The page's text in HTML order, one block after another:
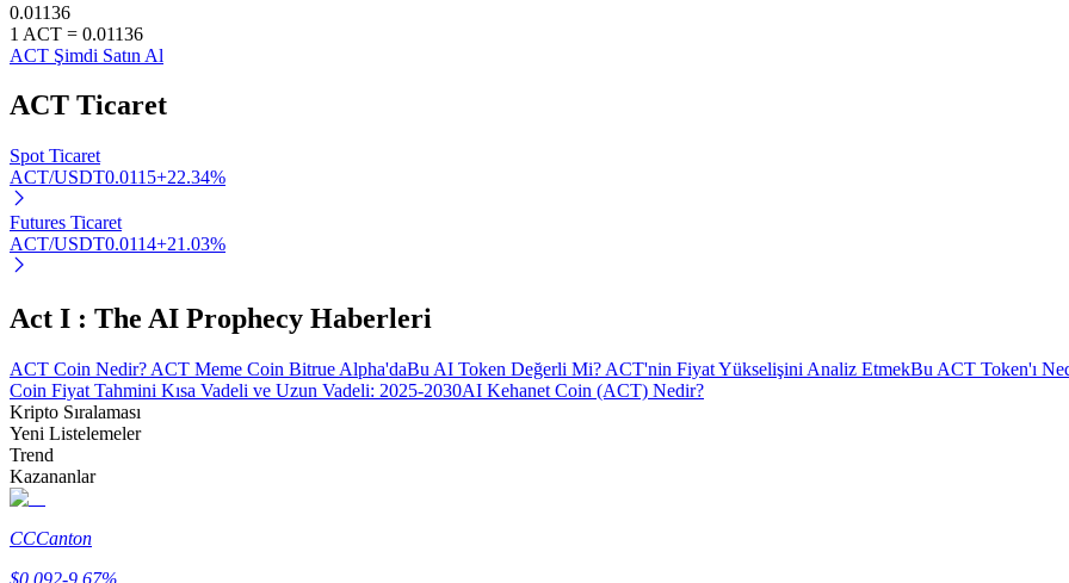
BTR sahiplerine özel yatırımlar
Krediler
0.01136
1 ACT = 0.01136
ACT Şimdi Satın Al
ACT Ticaret
Spot Ticaret
ACT/USDT0.0115+22.34%
Futures Ticaret
ACT/USDT0.0114+21.03%
Act I : The AI Prophecy Haberleri
ACT Coin Nedir? ACT Meme Coin Bitrue Alpha'daBu AI Token Değerli Mi? ACT'nin Fiyat Yükselişini Analiz EtmekBu ACT Token'ı
Coin Fiyat Tahmini Kısa Vadeli ve Uzun Vadeli: 2025-2030AI Kehanet Coin (ACT) Nedir?
Kripto Sıralaması
Yeni Listelemeler
Trend
Kazananlar
CCCanton